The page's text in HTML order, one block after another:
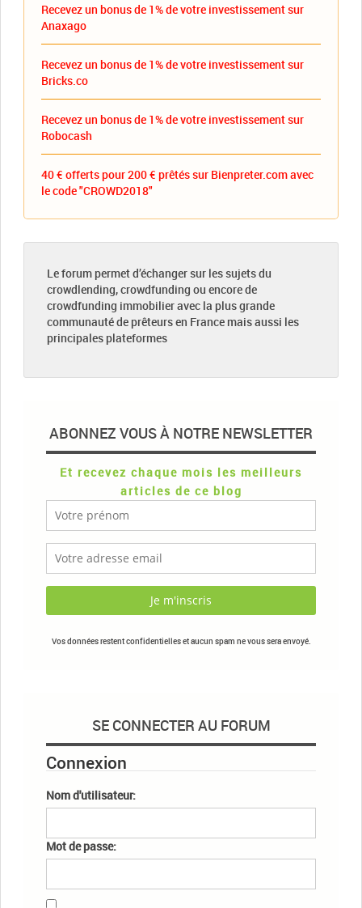
Recevez un bonus de 1% de votre investissement sur
Anaxago
Recevez un bonus de 1% de votre investissement sur
Bricks.co
Recevez un bonus de 1% de votre investissement sur
Robocash
40 € offerts pour 200 € prêtés sur Bienpreter.com avec
le code "CROWD2018"
Le forum permet d’échanger sur les sujets du
crowdlending, crowdfunding ou encore de
crowdfunding immobilier avec la plus grande
communauté de prêteurs en France mais aussi les
principales plateformes
ABONNEZ VOUS À NOTRE NEWSLETTER
Et recevez chaque mois les meilleurs
articles de ce blog
Vos données restent confidentielles et aucun spam ne vous sera envoyé.
SE CONNECTER AU FORUM
Connexion
Nom d'utilisateur:
Mot de passe: